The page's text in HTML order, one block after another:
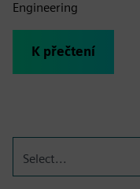
Engineering
K přečtení
Select...